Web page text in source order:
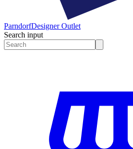
ParndorfDesigner Outlet
Search input